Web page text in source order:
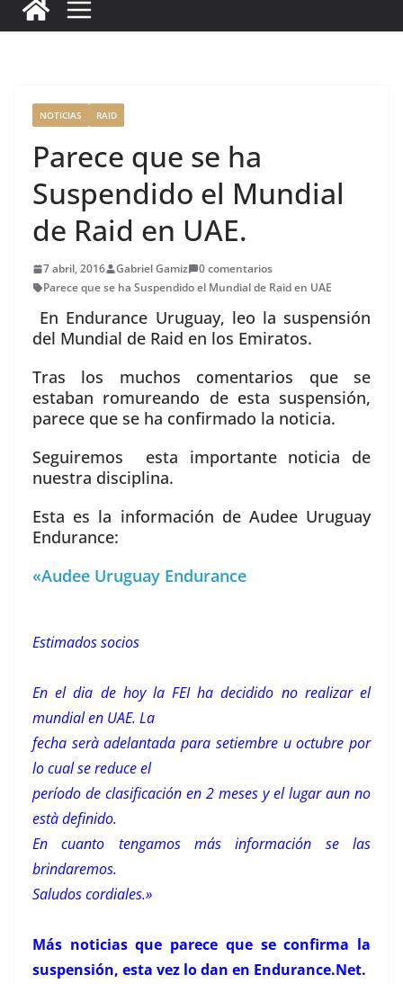
e
o
k
te l e l re p
NOTICIAS RAID
Parece que se ha
Suspendido el Mundial
de Raid en UAE.
7 abril, 2016 Gabriel Gamiz
0 comentarios
Parece que se ha Suspendido el Mundial de Raid en UAE
En Endurance Uruguay, leo la suspensión
del Mundial de Raid en los Emiratos.
Tras los muchos comentarios que se
estaban romureando de esta suspensión,
parece que se ha confirmado la noticia.
Seguiremos esta importante noticia de
nuestra disciplina.
Esta es la información de Audee Uruguay
Endurance:
«Audee Uruguay Endurance
Estimados socios
En el dia de hoy la FEI ha decidido no realizar el
mundial en UAE. La
fecha serà adelantada para setiembre u octubre por
lo cual se reduce el
período de clasificación en 2 meses y el lugar aun no
està definido.
En cuanto tengamos más información se las
brindaremos.
Saludos cordiales.»
Más noticias que parece que se confirma la
suspensión, esta vez lo dan en Endurance.Net.